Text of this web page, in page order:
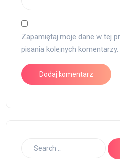
Zapamiętaj moje dane w tej
pisania kolejnych komentarzy.